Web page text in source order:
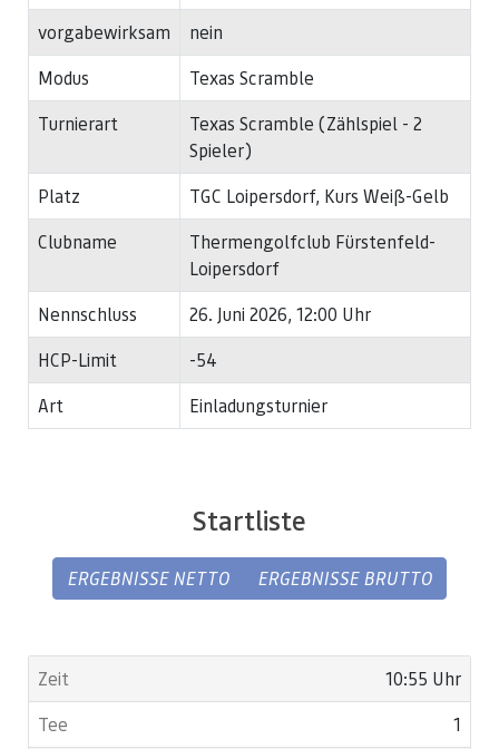
vorgabewirksam
nein
Modus
Texas Scramble
Turnierart
Texas Scramble (Zählspiel - 2
Spieler)
Platz
TGC Loipersdorf, Kurs Weiß-Gelb
Clubname
Thermengolfclub Fürstenfeld-
Loipersdorf
Nennschluss
26. Juni 2026, 12:00 Uhr
HCP-Limit
-54
Art
Einladungsturnier
Startliste
ERGEBNISSE NETTO ERGEBNISSE BRUTTO
10:55 Uhr
1